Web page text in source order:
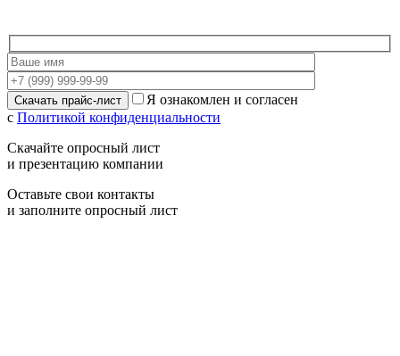
Я ознакомлен и согласен
с Политикой конфиденциальности
Скачайте опросный лист
и презентацию компании
Оставьте свои контакты
и заполните опросный лист